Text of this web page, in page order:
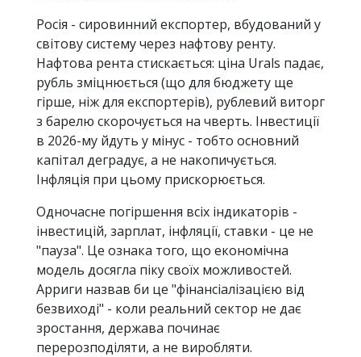
Росія - сировинний експортер, вбудований у
світову систему через нафтову ренту.
Нафтова рента стискається: ціна Urals падає,
рубль зміцнюється (що для бюджету ще
гірше, ніж для експортерів), рублевий виторг
з барелю скорочується на чверть. Інвестиції
в 2026-му йдуть у мінус - тобто основний
капітал деградує, а не накопичується.
Інфляція при цьому прискорюється.
Одночасне погіршення всіх індикаторів -
інвестицій, зарплат, інфляції, ставки - це не
"пауза". Це ознака того, що економічна
модель досягла піку своїх можливостей.
Арриги назвав би це "фінансіалізацією від
безвиході" - коли реальний сектор не дає
зростання, держава починає
перерозподіляти, а не виробляти.